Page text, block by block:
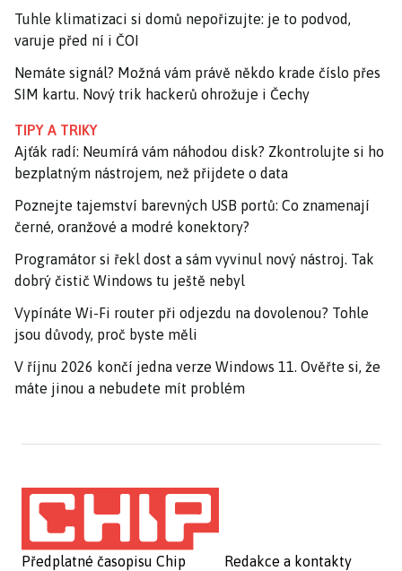
Tuhle klimatizaci si domů nepořizujte: je to podvod,
varuje před ní i ČOI
Nemáte signál? Možná vám právě někdo krade číslo přes
SIM kartu. Nový trik hackerů ohrožuje i Čechy
TIPY A TRIKY
Ajťák radí: Neumírá vám náhodou disk? Zkontrolujte si ho
bezplatným nástrojem, než přijdete o data
Poznejte tajemství barevných USB portů: Co znamenají
černé, oranžové a modré konektory?
Programátor si řekl dost a sám vyvinul nový nástroj. Tak
dobrý čistič Windows tu ještě nebyl
Vypínáte Wi-Fi router při odjezdu na dovolenou? Tohle
jsou důvody, proč byste měli
V říjnu 2026 končí jedna verze Windows 11. Ověřte si, že
máte jinou a nebudete mít problém
Předplatné časopisu Chip
Redakce a kontakty